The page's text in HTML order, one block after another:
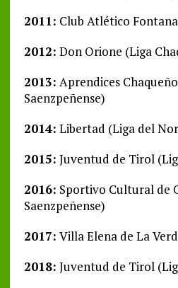
2011: Club Atlético
2012: Don Orione (Liga
2013: Aprendices
Saenzpeñense)
2014: Libertad (Liga del
2015: Juventud de Tirol
2016: Sportivo Cultural de
Saenzpeñense)
2017: Villa Elena de La
2018: Juventud de Tirol